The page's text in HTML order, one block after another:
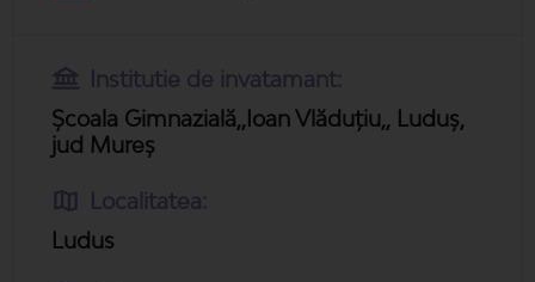
Institutie de invatamant:
Școala Gimnazială,,Ioan Vlăduțiu,, Luduș,
jud Mureș
Localitatea:
Ludus